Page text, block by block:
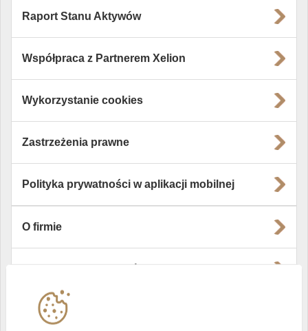
Raport Stanu Aktywów
Współpraca z Partnerem Xelion
Wykorzystanie cookies
Zastrzeżenia prawne
Polityka prywatności w aplikacji mobilnej
O firmie
Instytucje współpracujące